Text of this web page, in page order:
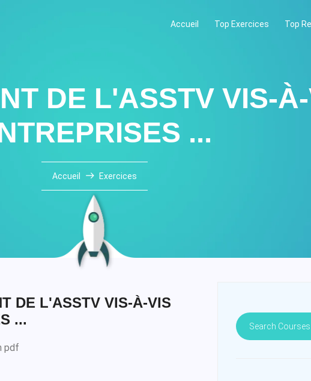
Accueil Top Exercices Top
DE L'ASSTV VIS-
...
Accueil Exercices
DE L'ASSTV VIS-À-VIS
...
pdf